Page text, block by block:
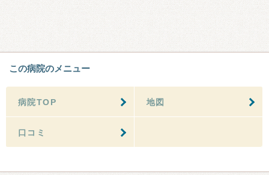
この病院のメニュー
病院TOP 地図
口コミ